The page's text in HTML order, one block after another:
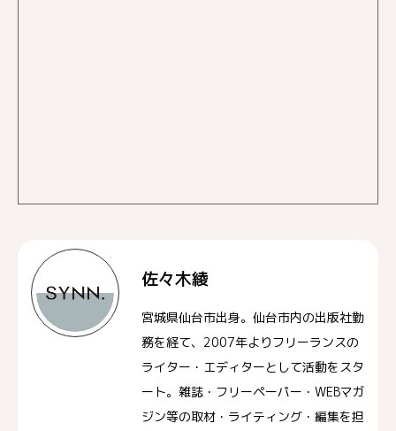
佐々木綾
宮城県仙台市出身。仙台市内の出版社勤
務を経て、2007年よりフリーランスの
ライター・エディターとして活動をスタ
ート。雑誌・フリーペーパー・WEBマガ
ジン等の取材・ライティング・編集を担